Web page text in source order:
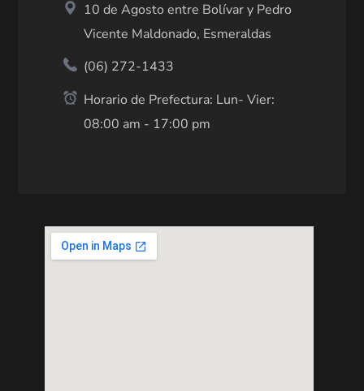
10 de Agosto entre Bolívar y Pedro
Vicente Maldonado, Esmeraldas
(06) 272-1433
Horario de Prefectura: Lun- Vier:
08:00 am - 17:00 pm